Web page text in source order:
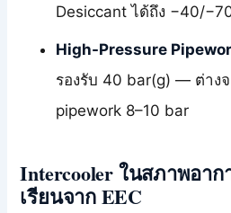
Desiccant ได้ถึง −40/
High-Pressure
รองรับ 40 bar(g) — ต่าง
pipework 8–10 bar
Intercooler ในสภาพอา
เรียนจาก EEC